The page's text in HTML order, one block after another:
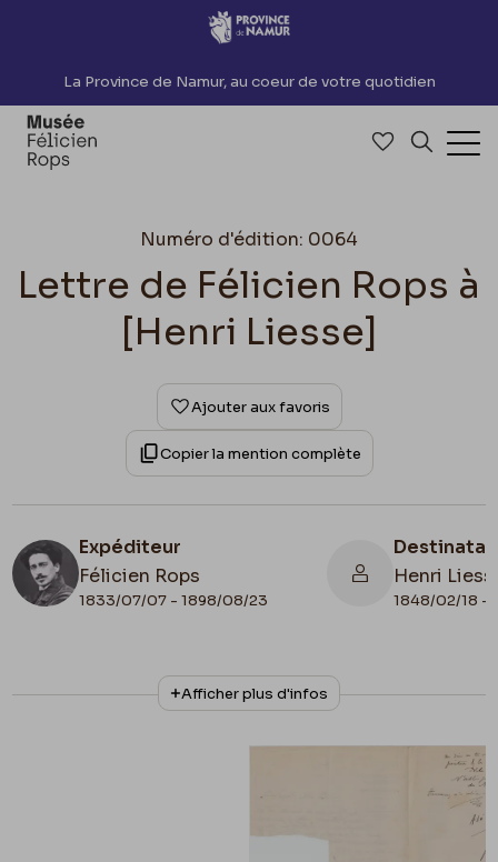
Accèder directement au contenu
La Province de Namur, au coeur de votre quotidien
Accéder à
Numéro d'édition: 0064
Lettre de Félicien Rops à
[Henri Liesse]
Ajouter aux favoris
Copier la mention complète
Expéditeur
Félicien Rops
1833/07/07 - 1898/08/23
Henri
1848/02/18 -
N° d'inventaire
LEpr/67
Collationnage
Autographe
Belgique, Province de Namur, musée Félicien
Afficher plus d'infos